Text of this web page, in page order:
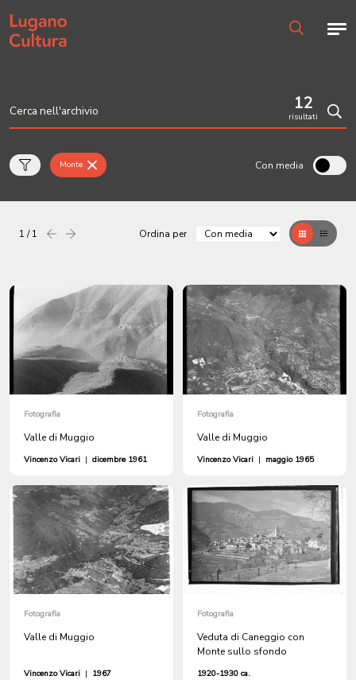
Home page
12
risultati
Monte Con media
1 / 1 Precedentesuccessiva Ordina per GrigliaTable
Fotografia
Valle di Muggio
Vincenzo Vicari | dicembre 1961
Fotografia
Valle di Muggio
Vincenzo Vicari | maggio 1965
Fotografia
Valle di Muggio
Vincenzo Vicari | 1967
Fotografia
Veduta di Caneggio con
Monte sullo sfondo
1920-1930 ca.